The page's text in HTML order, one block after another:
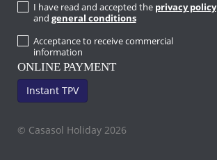
I have read and accepted the privacy policy
and general conditions
Acceptance to receive commercial
information
ONLINE PAYMENT
Instant TPV
© Casasol Holiday 2026